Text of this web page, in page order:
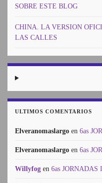
SOBRE ESTE BLOG
CHINA. LA VERSION
LAS CALLES
ULTIMOS COMENTARIOS
Elveranomaslargo en 6as
Elveranomaslargo en 6as
Willyfog en 6as JORNADAS